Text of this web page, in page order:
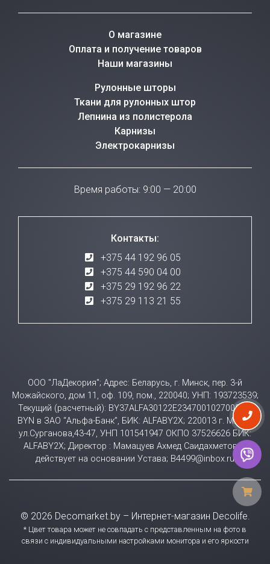
О магазине
Оплата и получение товаров
Наши магазины
Рулонные шторы
Ткани для рулонных штор
Лепнина из полистерола
Карнизы
Электрокарнизы
Время работы: 9:00 — 20:00
Контакты:
+375 44 192 96 05
+375 44 590 04 00
+375 29 192 96 22
+375 29 113 21 55
ООО "ЛаДекория"; Адрес: Беларусь, г. Минск, пер. 3-й
Можайского, дом 11, оф. 109, пом., 220040; УНП: 193723539;
Текущий (расчетный): BY37ALFA30122E23470010270000 в
BYN в ЗАО “Альфа-Банк”, БИК: ALFABY2X; 220013 г. Минск
ул.Сурганова,43-47, УНП 101541947 ОКПО 37526626 БИК:
ALFABY2X; Директор : Мамацуев Ахмед Саидахметович
действует на основании Устава; B4499@inbox.ru
© 2026 Decomarket.by – Интернет-магазин Decolife.
* Цвет товара может не совпадать с представленным на фото в
связи с индивидуальными настройками монитора и его яркости